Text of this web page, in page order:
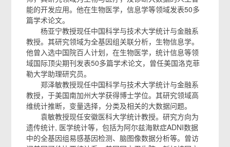
能的开发应用。他在生物医学，信息学等领域发表50多
篇学术论文。
杨亚宁教授现任中国科学与技术大学统计与金融系
教授。其研究领域为全基因组关联分析，生物信息学。
他曾入选中国院百人计划，在生物医学，统计信息等领
域国际顶尖期刊发表50多篇学术论文，曾任美国洛克菲
勒大学助理研究员。
郑泽敏教授现任中国科学与技术大学统计与金融系
教授，于美国南加州大学获得博士学位。其研究领域高
维统计推断，变量选择，分类及相关的大数据问题。
袁敏教授现任安徽医科大学统计教授。研究方向为
遗传统计, 医学统计等，包括为阿尔兹海默症ADNI数据
中的全基因组易感基因检测、脑图像数据分析等。曾访